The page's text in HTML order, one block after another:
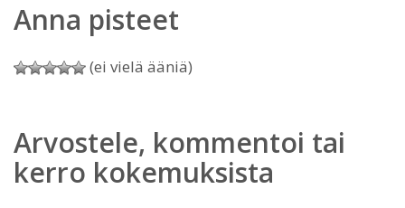
Anna pisteet
(ei vielä ääniä)
Arvostele, kommentoi tai
kerro kokemuksista